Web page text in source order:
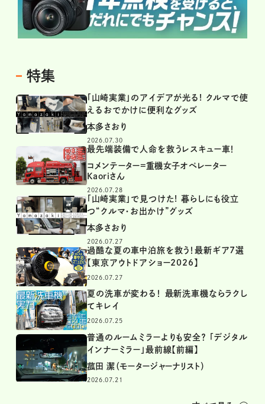
特集
「山崎実業」のアイデアが光る! クルマで使
えるおでかけに便利なグッズ
本多さおり
2026.07.30
最先端装備で人命を救うレスキュー車！
コメンテーター=重機女子オペレーター
Kaoriさん
2026.07.28
「山崎実業」で見つけた! 暮らしにも役立
つ“クルマ・お出かけ”グッズ
本多さおり
2026.07.27
過酷な夏の車中泊旅を救う！最新ギア7選
【東京アウトドアショー2026】
2026.07.27
夏の洗車が変わる！ 最新洗車機ならラクし
てキレイ
2026.07.25
普通のルームミラーよりも安全？ 「デジタル
インナーミラー」最前線【前編】
菰田 潔（モータージャーナリスト）
2026.07.21